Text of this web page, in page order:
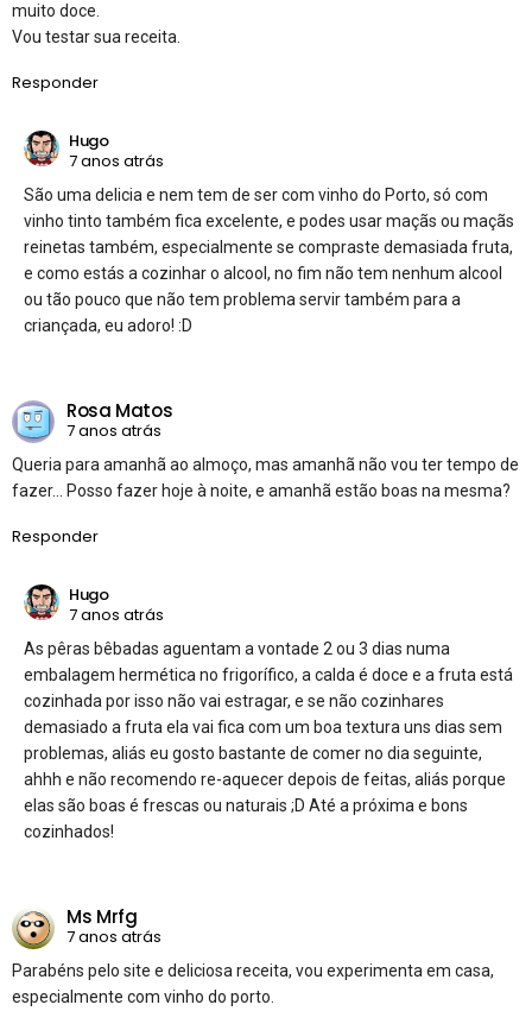
muito doce.
Vou testar sua receita.
Responder
Hugo
7 anos atrás
São uma delicia e nem tem de ser com vinho do Porto, só com
vinho tinto também fica excelente, e podes usar maçãs ou maçãs
reinetas também, especialmente se compraste demasiada fruta,
e como estás a cozinhar o alcool, no fim não tem nenhum alcool
ou tão pouco que não tem problema servir também para a
criançada, eu adoro! :D
Rosa Matos
7 anos atrás
Queria para amanhã ao almoço, mas amanhã não vou ter tempo de
fazer… Posso fazer hoje à noite, e amanhã estão boas na mesma?
Responder
Hugo
7 anos atrás
As pêras bêbadas aguentam a vontade 2 ou 3 dias numa
embalagem hermética no frigorífico, a calda é doce e a fruta está
cozinhada por isso não vai estragar, e se não cozinhares
demasiado a fruta ela vai fica com um boa textura uns dias sem
problemas, aliás eu gosto bastante de comer no dia seguinte,
ahhh e não recomendo re-aquecer depois de feitas, aliás porque
elas são boas é frescas ou naturais ;D Até a próxima e bons
cozinhados!
Ms Mrfg
7 anos atrás
Parabéns pelo site e deliciosa receita, vou experimenta em casa,
especialmente com vinho do porto.